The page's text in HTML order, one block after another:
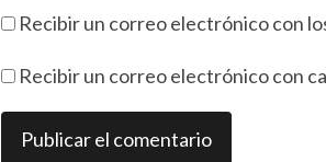
Recibir un correo electrónico con
Recibir un correo electrónico con